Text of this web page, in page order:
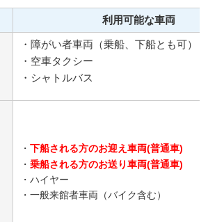
利用可能な車両
・障がい者車両（乗船、下船とも可）
・空車タクシー
・シャトルバス
・ 下船される方のお迎え車両(普通車)
・ 乗船される方のお送り車両(普通車)
・ハイヤー
・一般来館者車両（バイク含む）